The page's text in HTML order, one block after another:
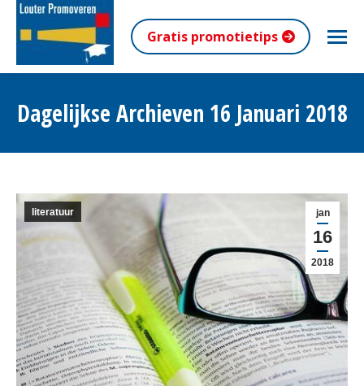
Gratis promotietips
Dagelijkse Archieven 16 Januari 2018
jan
16
2018
literatuur